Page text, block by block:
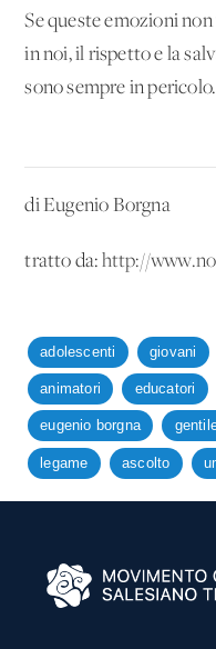
Se queste emozioni
in noi, il rispetto e la
sono sempre in pericolo.
di Eugenio Borgna
tratto da: http://
adolescenti giovani
animatori educatori
eugenio borgna
legame ascolto